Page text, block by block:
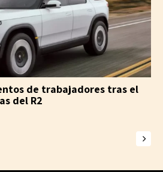
de trabajadores tras el
del R2